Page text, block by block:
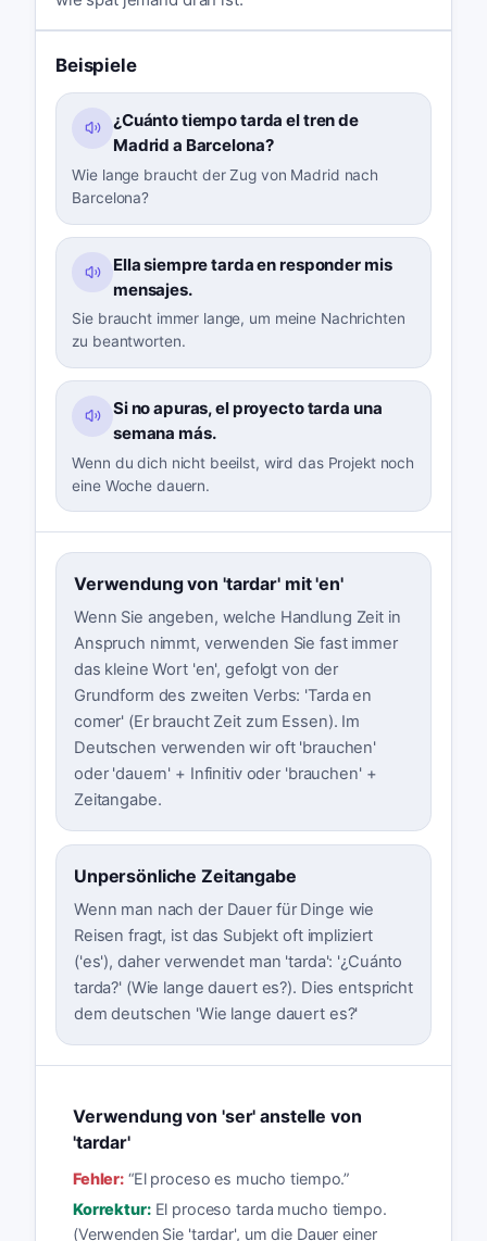
Beispiele
¿Cuánto tiempo tarda el tren de
Madrid a Barcelona?
Wie lange braucht der Zug von Madrid nach
Barcelona?
Ella siempre tarda en responder mis
mensajes.
Sie braucht immer lange, um meine Nachrichten
zu beantworten.
Si no apuras, el proyecto tarda una
semana más.
Wenn du dich nicht beeilst, wird das Projekt noch
eine Woche dauern.
Verwendung von 'tardar' mit 'en'
Wenn Sie angeben, welche Handlung Zeit in
Anspruch nimmt, verwenden Sie fast immer
das kleine Wort 'en', gefolgt von der
Grundform des zweiten Verbs: 'Tarda en
comer' (Er braucht Zeit zum Essen). Im
Deutschen verwenden wir oft 'brauchen'
oder 'dauern' + Infinitiv oder 'brauchen' +
Zeitangabe.
Unpersönliche Zeitangabe
Wenn man nach der Dauer für Dinge wie
Reisen fragt, ist das Subjekt oft impliziert
('es'), daher verwendet man 'tarda': '¿Cuánto
tarda?' (Wie lange dauert es?). Dies entspricht
dem deutschen 'Wie lange dauert es?'
Verwendung von 'ser' anstelle von
'tardar'
Fehler: “El proceso es mucho tiempo.”
Korrektur: El proceso tarda mucho tiempo.
(Verwenden Sie 'tardar', um die Dauer einer